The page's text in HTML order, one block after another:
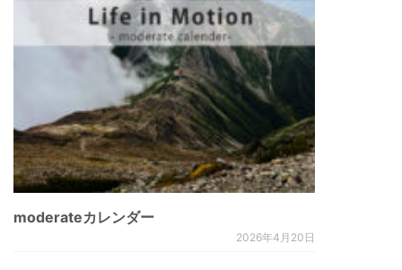
moderateカレンダー
2026年4月20日